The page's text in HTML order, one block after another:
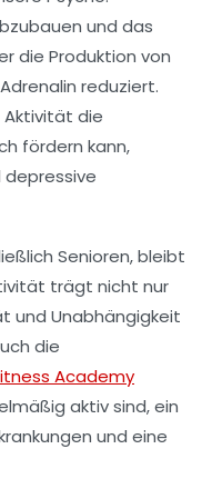
und das
die Produktion von
Adrenalin reduziert.
Aktivität die
fördern kann,
Senioren, bleibt
trägt nicht nur
und Unabhängigkeit
die
Academy
aktiv sind, ein
und eine